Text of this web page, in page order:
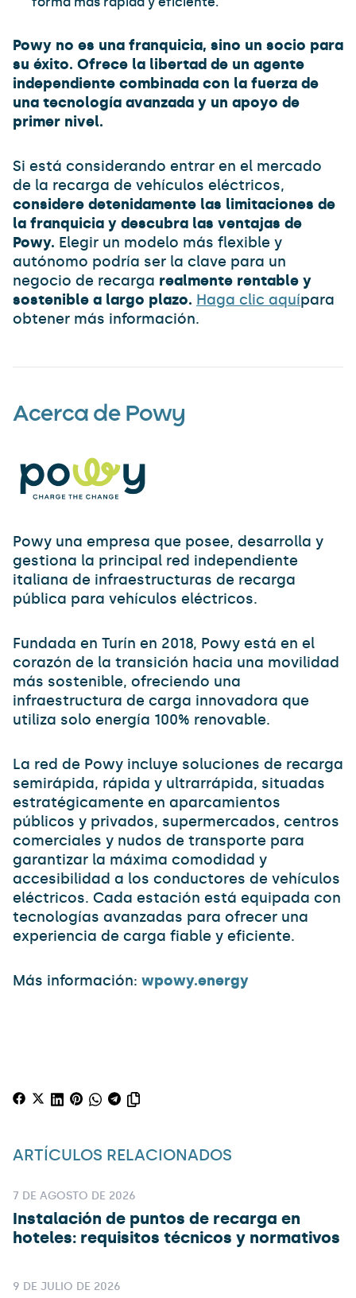
Powy no es una franquicia, sino un socio para
su éxito. Ofrece la libertad de un agente
independiente combinada con la fuerza de
una tecnología avanzada y un apoyo de
primer nivel.
Si está considerando entrar en el mercado
de la recarga de vehículos eléctricos,
considere detenidamente las limitaciones de
la franquicia y descubra las ventajas de
Powy. Elegir un modelo más flexible y
autónomo podría ser la clave para un
negocio de recarga realmente rentable y
sostenible a largo plazo. Haga clic aquípara
obtener más información.
Acerca de Powy
Powy una empresa que posee, desarrolla y
gestiona la principal red independiente
italiana de infraestructuras de recarga
pública para vehículos eléctricos.
Fundada en Turín en 2018, Powy está en el
corazón de la transición hacia una movilidad
más sostenible, ofreciendo una
infraestructura de carga innovadora que
utiliza solo energía 100% renovable.
La red de Powy incluye soluciones de recarga
semirápida, rápida y ultrarrápida, situadas
estratégicamente en aparcamientos
públicos y privados, supermercados, centros
comerciales y nudos de transporte para
garantizar la máxima comodidad y
accesibilidad a los conductores de vehículos
eléctricos. Cada estación está equipada con
tecnologías avanzadas para ofrecer una
experiencia de carga fiable y eficiente.
Más información: wpowy.energy
ARTÍCULOS RELACIONADOS
7 DE AGOSTO DE 2026
Instalación de puntos de recarga en
hoteles: requisitos técnicos y normativos
9 DE JULIO DE 2026